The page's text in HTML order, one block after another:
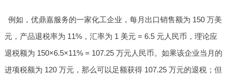
例如，优鼎嘉服务的一家化工企业，每月出口销售额为 150 万美
元，产品退税率为 11%，汇率为 1 美元 = 6.5 元人民币，理论应
退税额为 150×6.5×11% = 107.25 万元人民币。如果该企业当月的
进项税额为 120 万元，那么可以足额获得 107.25 万元的退税；但